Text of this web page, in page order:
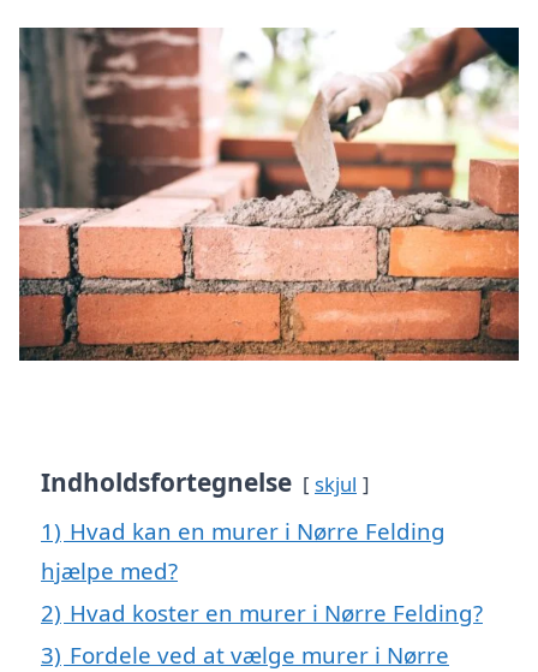
Indholdsfortegnelse skjul
1) Hvad kan en murer i Nørre Felding
hjælpe med?
2) Hvad koster en murer i Nørre Felding?
3) Fordele ved at vælge murer i Nørre